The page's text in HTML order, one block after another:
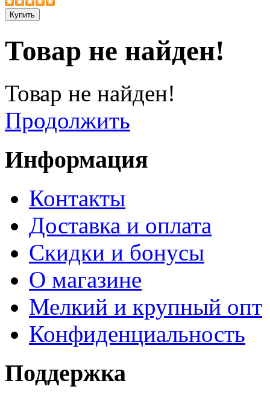
Товар не найден!
Товар не найден!
Продолжить
Информация
Контакты
Доставка и оплата
Скидки и бонусы
О магазине
Мелкий и крупный опт
Конфиденциальность
Поддержка